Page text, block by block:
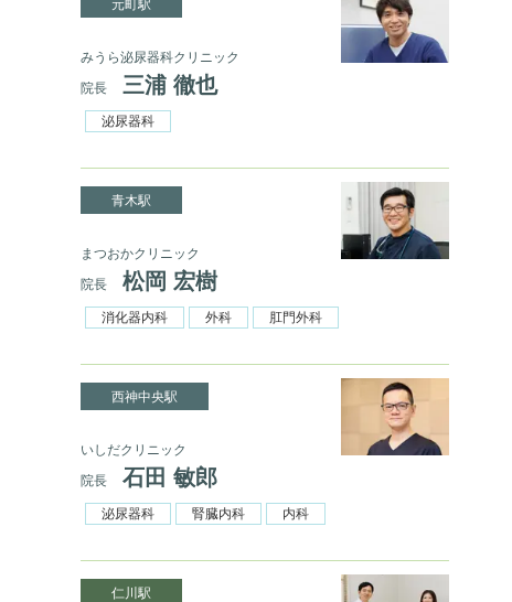
元町駅
みうら泌尿器科クリニック
院長
三浦 徹也
泌尿器科
青木駅
まつおかクリニック
院長
松岡 宏樹
消化器内科 外科 肛門外科
西神中央駅
いしだクリニック
院長
石田 敏郎
泌尿器科 腎臓内科 内科
仁川駅